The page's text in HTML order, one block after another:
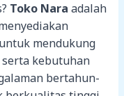
Toko Nara adalah
mendukung
kebutuhan
bertahun-